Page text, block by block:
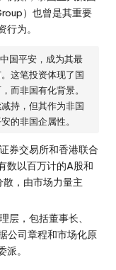
）也曾是其重要
为。
国平安，成为其最
这笔投资体现了国
而非国有化背景。
持，但其作为非国
的非国企属性。
券交易所和香港联合
数以百万计的A股和
，由市场力量主
层，包括董事长、
公司章程和市场化原
。